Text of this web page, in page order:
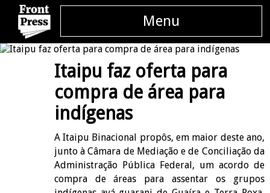
Menu
Itaipu faz oferta para
compra de área para
indígenas
A Itaipu Binacional propôs, em maior deste ano,
junto à Câmara de Mediação e de Conciliação da
Administração Pública Federal, um acordo de
compra de áreas para assentar os grupos